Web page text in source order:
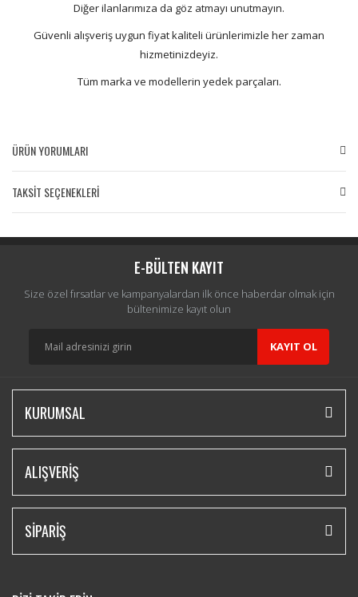
Diğer ilanlarımıza da göz atmayı unutmayın.
Güvenli alışveriş uygun fiyat kaliteli ürünlerimizle her zaman
hizmetinizdeyiz.
Tüm marka ve modellerin yedek parçaları.
ÜRÜN YORUMLARI
Yorum Yaz
TAKSİT SEÇENEKLERİ
E-BÜLTEN KAYIT
Size özel fırsatlar ve kampanyalardan ilk önce haberdar olmak için
bültenimize kayıt olun
KAYIT OL
KURUMSAL
ALIŞVERİŞ
SİPARİŞ